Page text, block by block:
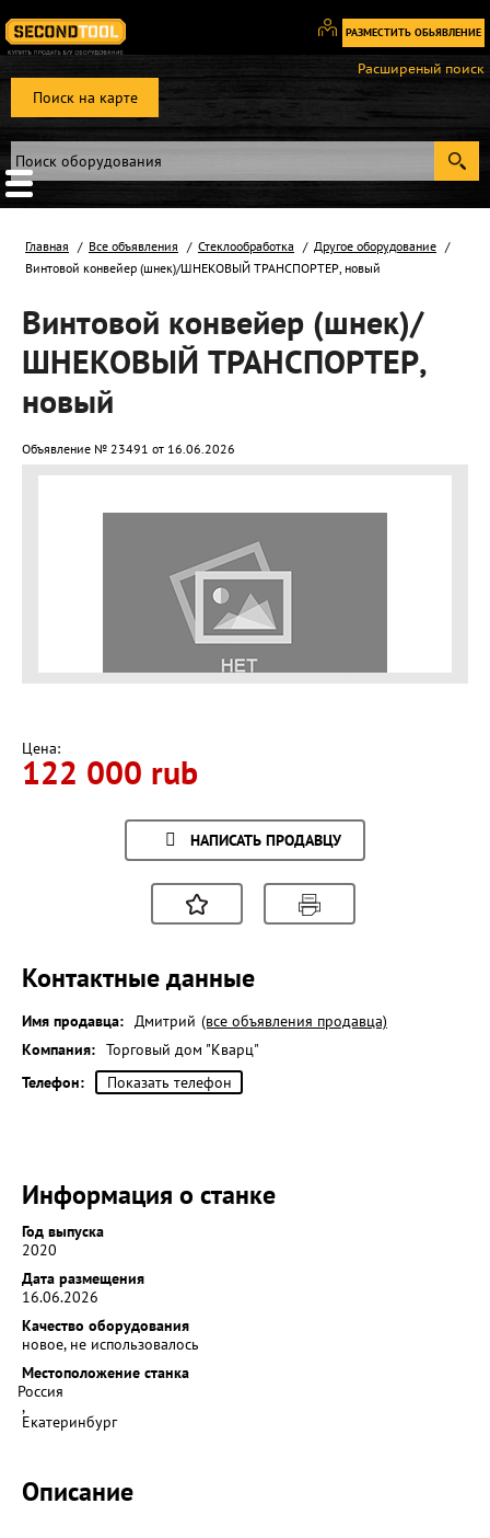
РАЗМЕСТИТЬ ОБЬЯВЛЕНИЕ
Вход
Регистрация
Поиск на карте
Расширеный поиск
Главная Все объявления Стеклообработка
Другое оборудование
Винтовой конвейер (шнек)/ШНЕКОВЫЙ ТРАНСПОРТЕР, новый
Винтовой конвейер (шнек)/
ШНЕКОВЫЙ ТРАНСПОРТЕР,
новый
Объявление № 23491 от 16.06.2026
Цена:
122 000 rub
НАПИСАТЬ ПРОДАВЦУ
Контактные данные
Имя продавца: Дмитрий (все объявления продавца)
Компания: Торговый дом "Кварц"
Телефон:
Показать телефон
Информация о станке
Год выпуска
2020
Дата размещения
16.06.2026
Качество оборудования
новое, не использовалось
Местоположение станка
Россия
,
Екатеринбург
Описание